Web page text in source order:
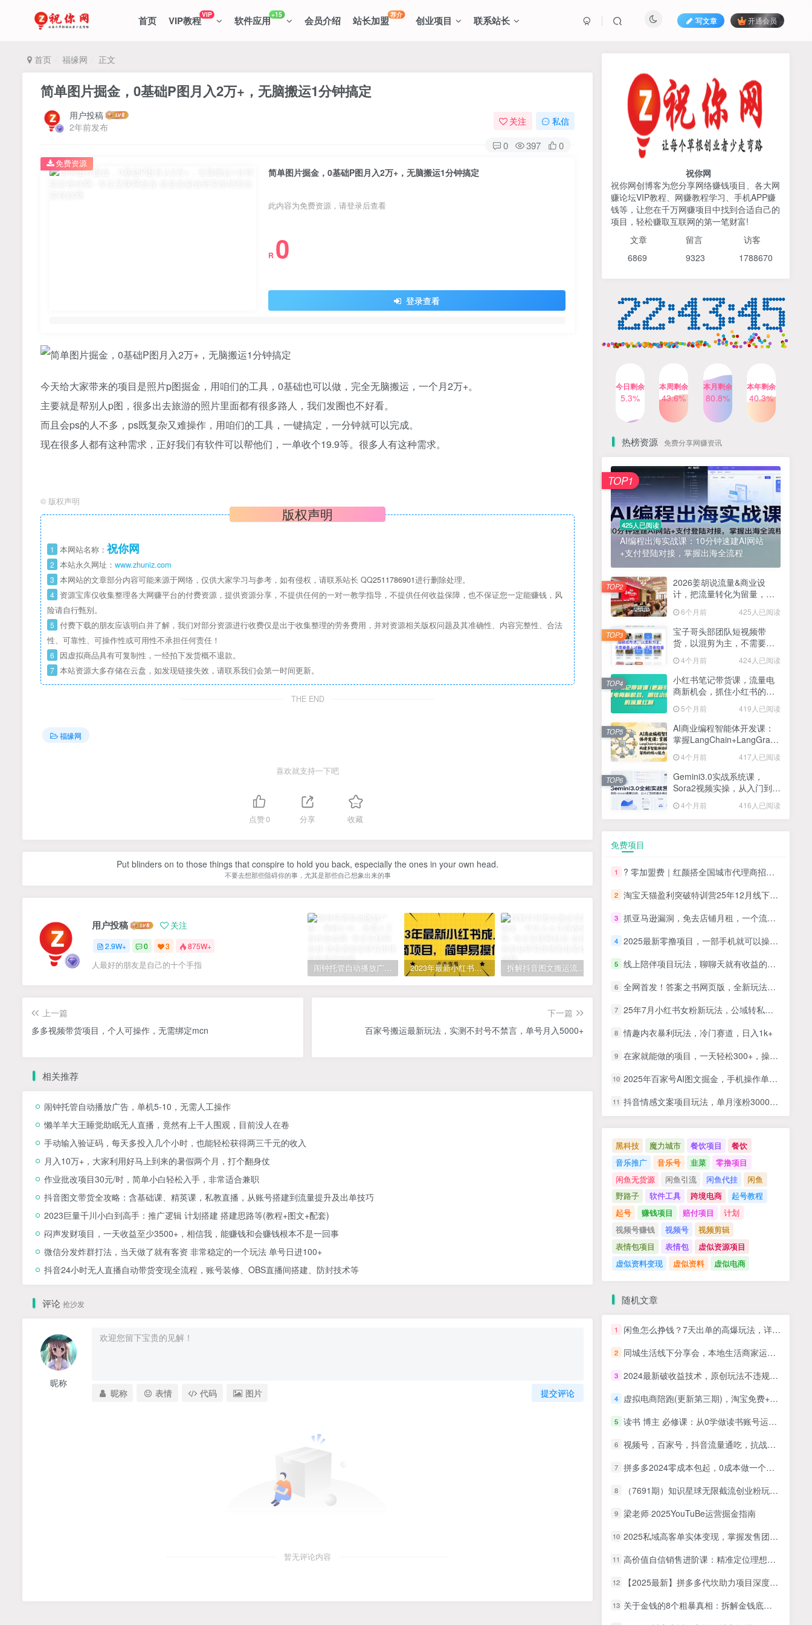
首页 VIP教程VIP 软件应用+15 会员介绍 站长加盟荐介 创业项目 联系站长 写文章 开通会员
首页 福缘网 正文
简单图片掘金，0基础P图月入2万+，无脑搬运1分钟搞定
用户投稿
2年前发布
关注 私信
0 397 0
简单图片掘金，0基础P图月入2万+，无脑搬运1分钟搞定
此内容为免费资源，请登录后查看
R 0
登录查看
免费资源
今天给大家带来的项目是照片p图掘金，用咱们的工具，0基础也可以做，完全无脑搬运，一个月2万+。
主要就是帮别人p图，很多出去旅游的照片里面都有很多路人，我们发圈也不好看。
而且会ps的人不多，ps既复杂又难操作，用咱们的工具，一键搞定，一分钟就可以完成。
现在很多人都有这种需求，正好我们有软件可以帮他们，一单收个19.9等。很多人有这种需求。
© 版权声明
版权声明
1 本网站名称： 祝你网
2 本站永久网址： www.zhuniz.com
3 本网站的文章部分内容可能来源于网络，仅供大家学习与参考，如有侵权，请联系站长 QQ2511786901进行删除处理。
4 资源宝库仅收集整理各大网赚平台的付费资源，提供资源分享，不提供任何的一对一教学指导，不提供任何收益保障，也不保证您一定能赚钱，风
险请自行甄别。
5 付费下载的朋友应该明白并了解，我们对部分资源进行收费仅是出于收集整理的劳务费用，并对资源相关版权问题及其准确性、内容完整性、合法
性、可靠性、可操作性或可用性不承担任何责任！
6 因虚拟商品具有可复制性，一经拍下发货概不退款。
7 本站资源大多存储在云盘，如发现链接失效，请联系我们会第一时间更新。
THE END
福缘网
喜欢就支持一下吧
点赞0 分享 收藏
Put blinders on to those things that conspire to hold you back, especially the ones in your own head.
不要去想那些阻碍你的事，尤其是那些自己想象出来的事
用户投稿 关注
2.9W+ 0 3 875W+
人最好的朋友是自己的十个手指 闹钟托管自动播放广告，单机5-10，无需人工操作 2023年最新小红书成人电商项目，简单易操作【详细教程】 拆解抖音图文搬运流量掘金，可日入小几百 快手星火计划项目玩法，零门槛，单视频收益5000+，保姆级教程 汽水音乐听歌每天变现100+思路，第一时间入局抓住风口，玩法无私分享与你！
上一篇
多多视频带货项目，个人可操作，无需绑定mcn
下一篇
百家号搬运最新玩法，实测不封号不禁言，单号月入5000+
相关推荐
闹钟托管自动播放广告，单机5-10，无需人工操作
懒羊羊大王睡觉助眠无人直播，竟然有上千人围观，目前没人在卷
手动输入验证码，每天多投入几个小时，也能轻松获得两三千元的收入
月入10万+，大家利用好马上到来的暑假两个月，打个翻身仗
作业批改项目30元/时，简单小白轻松入手，非常适合兼职
抖音图文带货全攻略：含基础课、精英课，私教直播，从账号搭建到流量提升及出单技巧
2023巨量千川小白到高手：推广逻辑 计划搭建 搭建思路等(教程+图文+配套)
闷声发财项目，一天收益至少3500+，相信我，能赚钱和会赚钱根本不是一回事
微信分发炸群打法，当天做了就有客资 非常稳定的一个玩法 单号日进100+
抖音24小时无人直播自动带货变现全流程，账号装修、OBS直播间搭建、防封技术等
评论 抢沙发
昵称
提交评论
昵称 表情 代码 图片
暂无评论内容
425人已阅读
AI编程出海实战课：10分钟速建AI网站
+支付登陆对接，掌握出海全流程
TOP1
2026姜胡说流量&商业设
计，把流量转化为留量，设
计自己的商业模式
6个月前 425人已阅读
TOP2
货，以混剪为主，不需要真
小红书笔记带货课，流量电
商新机会，抓住小红书的流
量红利(更新26年2月)
5个月前 419人已阅读
TOP4
AI商业编程智能体开发课：
TOP5
Gemini3.0实战系统课，
Sora2视频实操，从入门到精
通多模态创作
4个月前 416人已阅读
TOP6
1 ? 零加盟费｜红颜搭全国城市代理商招募正式启动！
2 淘宝天猫盈利突破特训营25年12月线下课，系统性的深度剖析电商企业经营之道，打造电商标准化运营体系
3 抓亚马逊漏洞，免去店铺月租，一个流量大竞争小，让你有机会成大卖的赛道
2025最新零撸项目，一部手机就可以操作，20秒一单，零投入纯薅羊毛，无门槛，一天200+【揭秘】
5 线上陪伴项目玩法，聊聊天就有收益的项目，一个月收益5000+
6 全网首发！答案之书网页版，全新玩法，搭配文档和网页，日入1k+零门槛小白首选副业
7 25年7月小红书女粉新玩法，公域转私域变现，日轻松变现2张+，5分钟简单复制好上手
8 情趣内衣暴利玩法，冷门赛道，日入1k+
9 在家就能做的项目，一天轻松300+，操作简单上手快
10 2025年百家号AI图文掘金，手机操作单号月入4-5位数，低门槛【附指令+工具】
抖音情感文案项目玩法，单月涨粉3000+，新手小白也能做
祝你网
祝你网创博客为您分享网络赚钱项目、各大网
赚论坛VIP教程、网赚教程学习、手机APP赚
钱等，让您在千万网赚项目中找到合适自己的
项目，轻松赚取互联网的第一笔财富!
文章 留言 访客
6869 9323 1788670
今日剩余
5.3%
本周剩余
43.6%
本月剩余
80.8%
本年剩余
40.3%
热榜资源 免费分享网赚资讯
425人已阅读
AI编程出海实战课：10分钟速建AI网站
+支付登陆对接，掌握出海全流程
TOP1
2026姜胡说流量&商业设
计，把流量转化为留量，设
6个月前 425人已阅读
TOP2
宝子哥头部团队短视频带
货，以混剪为主，不需要真
26年3月】
4个月前 424人已阅读
TOP3
小红书笔记带货课，流量电
商新机会，抓住小红书的流
5个月前 419人已阅读
TOP4
AI商业编程智能体开发课：
掌握LangChain+LangGraph
心能力
4个月前 417人已阅读
TOP5
Gemini3.0实战系统课，
Sora2视频实操，从入门到精
4个月前 416人已阅读
TOP6
免费项目
1 ? 零加盟费｜红颜搭全国城市代理商招募正式启动！
2 淘宝天猫盈利突破特训营25年12月线下课，系统性的深度剖析电商企业经营之道，打造电商标准化运营体系
3 抓亚马逊漏洞，免去店铺月租，一个流量大竞争小，让你有机会成大卖的赛道
4 2025最新零撸项目，一部手机就可以操作，20秒一单，零投入纯薅羊毛，无门槛，一天200+【揭秘】
5 线上陪伴项目玩法，聊聊天就有收益的项目，一个月收益5000+
6 全网首发！答案之书网页版，全新玩法，搭配文档和网页，日入1k+零门槛小白首选副业
7 25年7月小红书女粉新玩法，公域转私域变现，日轻松变现2张+，5分钟简单复制好上手
8 情趣内衣暴利玩法，冷门赛道，日入1k+
9 在家就能做的项目，一天轻松300+，操作简单上手快
10 2025年百家号AI图文掘金，手机操作单号月入4-5位数，低门槛【附指令+工具】
11 抖音情感文案项目玩法，单月涨粉3000+，新手小白也能做
黑科技 魔力城市 餐饮项目
餐饮
音乐推广
音乐号 韭菜
零撸项目
闲鱼无货源
闲鱼引流 闲鱼代挂
闲鱼
野路子
软件工具 跨境电商
起号教程
起号
赚钱项目 赔付项目
计划
视频号赚钱
视频号
视频剪辑
表情包项目
表情包
虚似资源项目
虚似资料变现
虚似资料 虚似电商
随机文章
1 闲鱼怎么挣钱？7天出单的高爆玩法，详细实操细节讲解
2 同城生活线下分享会，本地生活商家运营策略 底层逻辑 直播人货场 私域运营
3 2024最新破收益技术，原创玩法不违规不封号三天起号 日入3000+
4 虚拟电商陪跑(更新第三期)，淘宝免费+拼多多免费+拼多多轻付费玩法
5 读书 博主 必修课：从0学做读书账号运营：教你图文、视频、直播卖书
6 视频号，百家号，抖音流量通吃，抗战时期的英雄人物传记介绍，每天轻松两三张
7 拼多多2024零成本包起，0成本做一个高利润的拼多多，方法不只一个
8 （7691期）知识星球无限截流创业粉玩法，单日被动引流创业粉100+
9 梁老师·2025YouTuBe运营掘金指南
10 2025私域高客单实体变现，掌握发售团队管理，做好朋友圈吸引客户
11 高价值自信销售进阶课：精准定位理想客户搭建产品方案，从容谈价轻松促成订单
12 【2025最新】拼多多代坎助力项目深度拆解：还能挣钱吗?全流程玩法
13 关于金钱的8个粗暴真相：拆解金钱底层逻辑，跳出认知误区，轻松实现财务充裕与自由